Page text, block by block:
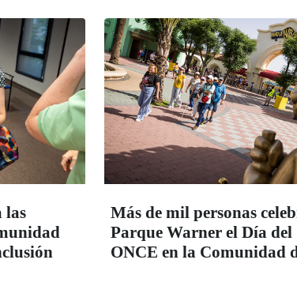
las
Más de mil personas
Parque Warner el Día
ONCE en la Comunidad